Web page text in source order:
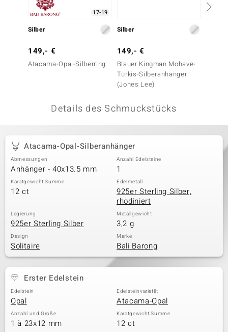
BY DE MELO
Collection
Classics
17-19
Silber
149,- €
Atacama-Opal-Silberring
Silber
149,- €
Blauer Kingman Mohave-
Türkis-Silberanhänger
(Jones Lee)
Details des Schmuckstücks
Atacama-Opal-Silberanhänger
Abmessungen
Anhänger - 40x13.5 mm
Anzahl Edelsteine
1
Karatgewicht Summe
12 ct
Edelmetall
925er Sterling Silber,
rhodiniert
Legierung
925er Sterling Silber
Metallgewicht
3,2 g
Design
Solitaire
Marke
Bali Barong
Erster Edelstein
Edelstein
Opal
Edelsteinvarietät
Atacama-Opal
Anzahl und Größe
1 à 23x12 mm
Karatgewicht Summe
12 ct